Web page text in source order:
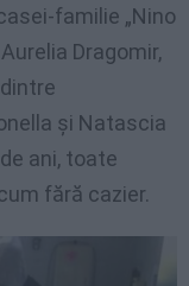
familie „Nino
Dragomir,
și Natascia
ani, toate
fără cazier.